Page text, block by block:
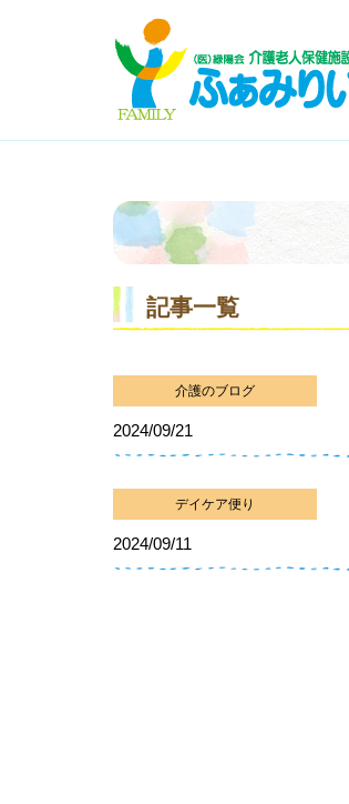
記事一覧
介護のブログ
2024/09/21
デイケア便り
2024/09/11